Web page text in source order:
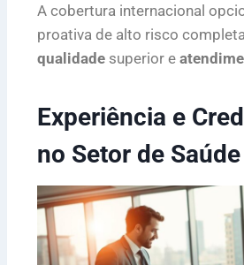
A cobertura internacional
proativa de alto risco
qualidade superior e
Experiência e
no Setor de Saúde